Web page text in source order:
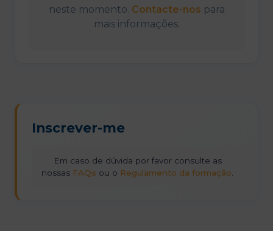
neste momento. Contacte-nos para
mais informações.
Inscrever-me
Em caso de dúvida por favor consulte as
nossas FAQs ou o Regulamento da formação